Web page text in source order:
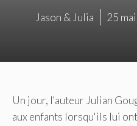
Jason & Julia 25
Un jour, l'auteur Julian
aux enfants lorsqu'ils lui